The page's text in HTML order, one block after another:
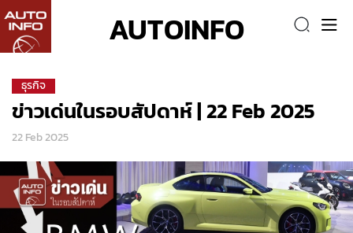
AUTOINFO
ธุรกิจ
ข่าวเด่นในรอบสัปดาห์ | 22 Feb 2025
22 Feb 2025